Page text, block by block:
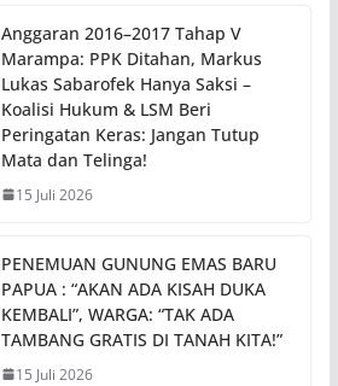
Anggaran 2016–2017 Tahap V
Marampa: PPK Ditahan, Markus
Lukas Sabarofek Hanya Saksi –
Koalisi Hukum & LSM Beri
Peringatan Keras: Jangan Tutup
Mata dan Telinga!
15 Juli 2026
PENEMUAN GUNUNG EMAS BARU
PAPUA : “AKAN ADA KISAH DUKA
KEMBALI”, WARGA: “TAK ADA
TAMBANG GRATIS DI TANAH KITA!”
15 Juli 2026